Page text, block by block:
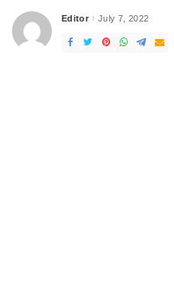
Posted
Editor July 7, 2022